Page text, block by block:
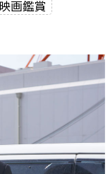
映画鑑賞